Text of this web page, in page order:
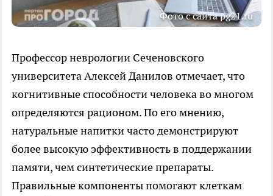
Фото с сайта pg21.ru
Профессор неврологии Сеченовского
университета Алексей Данилов отмечает, что
когнитивные способности человека во многом
определяются рационом. По его мнению,
натуральные напитки часто демонстрируют
более высокую эффективность в поддержании
памяти, чем синтетические препараты.
Правильные компоненты помогают клеткам